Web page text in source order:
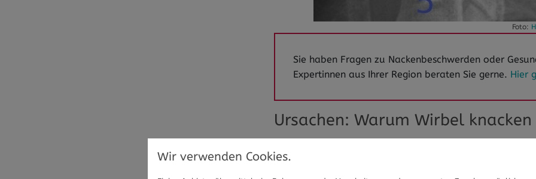
Foto:
Sie haben Fragen zu Nackenbeschwerden oder
Expertinnen aus Ihrer Region beraten Sie gerne. Hier
Ursachen: Warum Wirbel knacken
Gasblasen in den Gelenken der
Eine häufige Ursache für knackende Gelenke ist die
Wir verwenden Cookies.